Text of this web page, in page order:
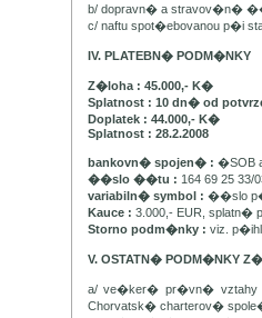
b/ dopravn� a stravov�n�
c/ naftu spot�ebovanou p�i
IV. PLATEBN� PODM�NKY
Z�loha : 45.000,- K�
Splatnost : 10 dn� od
Doplatek : 44.000,- K�
Splatnost : 28.2.2008
bankovn� spojen� : �SOB
��slo ��tu : 164 69 25 33/
variabiln� symbol : ��slo
Kauce : 3.000,- EUR,
Storno podm�nky : viz.
V. OSTATN� PODM�NKY
a/ ve�ker� pr�vn� vztahy
Chorvatsk� charterov�